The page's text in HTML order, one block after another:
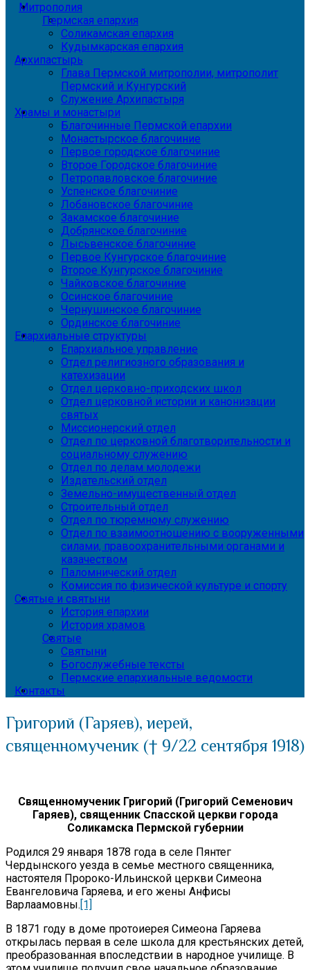
Митрополия
Пермская епархия
Соликамская епархия
Кудымкарская епархия
Архипастырь
Глава Пермской митрополии, митрополит
Пермский и Кунгурский
Служение Архипастыря
Храмы и монастыри
Благочинные Пермской епархии
Монастырское благочиние
Первое городское благочиние
Второе Городское благочиние
Петропавловское благочиние
Успенское благочиние
Лобановское благочиние
Закамское благочиние
Добрянское благочиние
Лысьвенское благочиние
Первое Кунгурское благочиние
Второе Кунгурское благочиние
Чайковское благочиние
Осинское благочиние
Чернушинское благочиние
Ординское благочиние
Епархиальные структуры
Епархиальное управление
Отдел религиозного образования и
катехизации
Отдел церковно-приходских школ
Отдел церковной истории и канонизации
святых
Миссионерский отдел
Отдел по церковной благотворительности и
социальному служению
Отдел по делам молодежи
Издательский отдел
Земельно-имущественный отдел
Строительный отдел
Отдел по тюремному служению
Отдел по взаимоотношению с вооруженными
силами, правоохранительными органами и
казачеством
Паломнический отдел
Комиссия по физической культуре и спорту
Святые и святыни
История епархии
История храмов
Святые
Святыни
Богослужебные тексты
Пермские епархиальные ведомости
Контакты
Григорий (Гаряев), иерей,
священномученик († 9/22 сентября 1918)
Священномученик Григорий (Григорий Семенович
Гаряев), священник Спасской церкви города
Соликамска Пермской губернии
Родился 29 января 1878 года в селе Пянтег
Чердынского уезда в семье местного священника,
настоятеля Пророко-Ильинской церкви Симеона
Евангеловича Гаряева, и его жены Анфисы
Варлаамовны.[1]
В 1871 году в доме протоиерея Симеона Гаряева
открылась первая в селе школа для крестьянских детей,
преобразованная впоследствии в народное училище. В